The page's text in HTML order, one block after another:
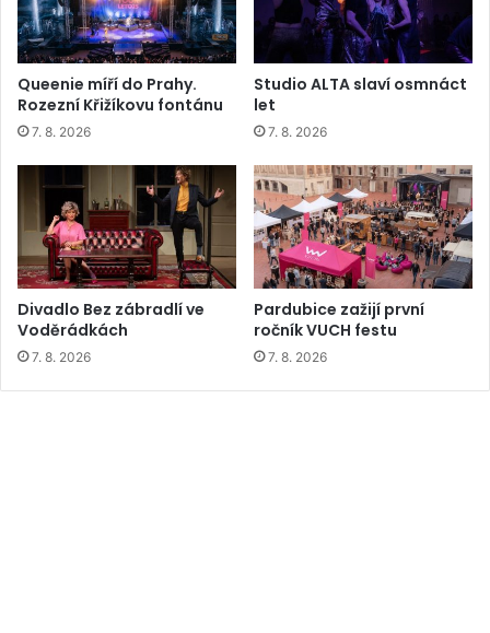
Queenie míří do Prahy.
Rozezní Křižíkovu fontánu
7. 8. 2026
Studio ALTA slaví osmnáct
let
7. 8. 2026
Divadlo Bez zábradlí ve
Voděrádkách
7. 8. 2026
Pardubice zažijí první
ročník VUCH festu
7. 8. 2026